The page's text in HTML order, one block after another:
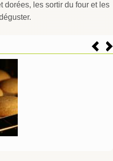
dorées, les sortir du four et les